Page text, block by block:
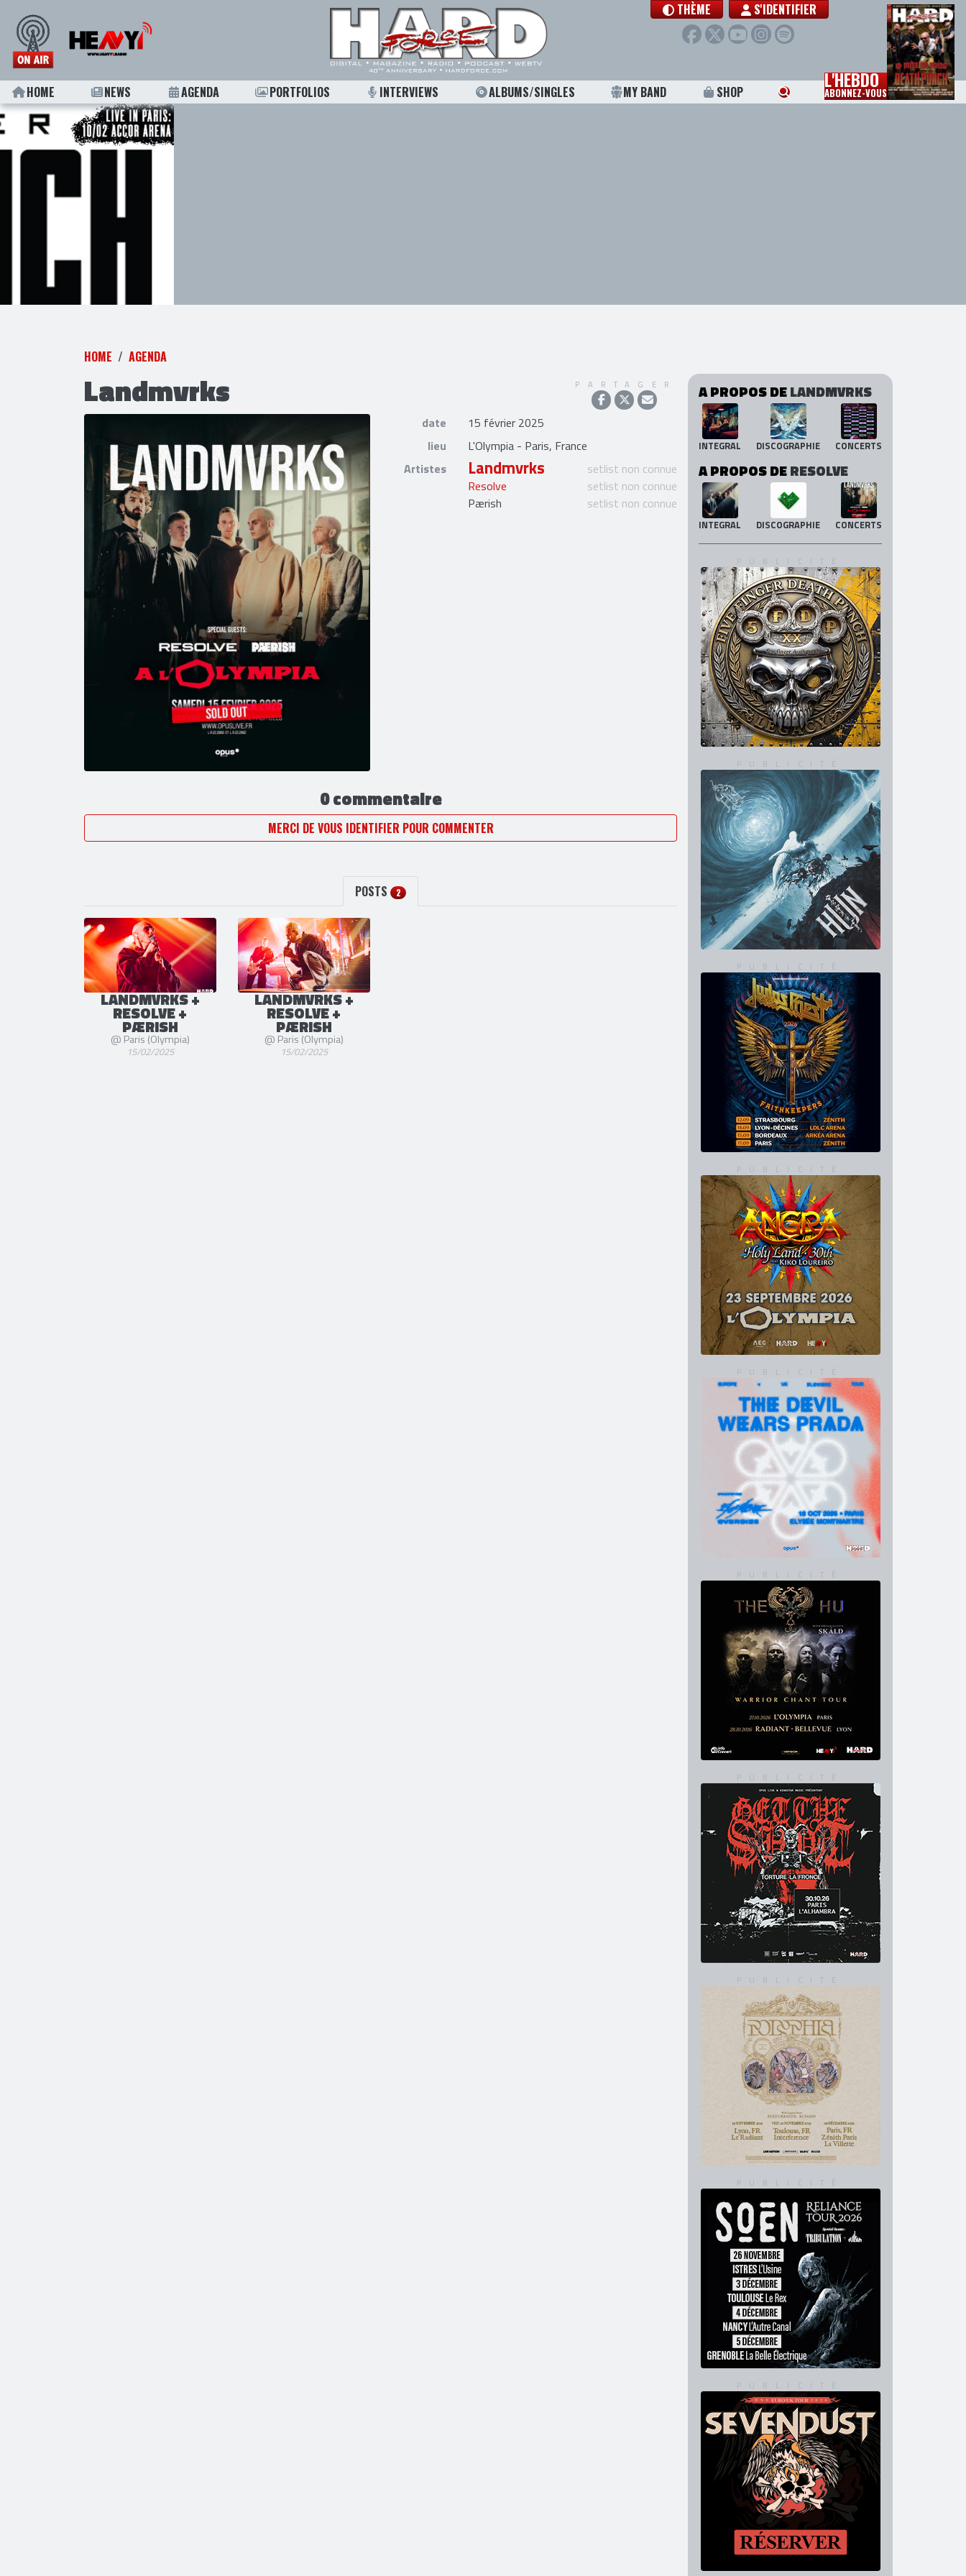
THÈME S'IDENTIFIER
HOME NEWS AGENDA PORTFOLIOS INTERVIEWS ALBUMS/SINGLES MY BAND SHOP L'HEBDO
ABONNEZ-VOUS
HOME AGENDA
Landmvrks PARTAGER
date
15 février 2025
lieu
L'Olympia - Paris, France
Artistes
Landmvrks
setlist non connue
Resolve
setlist non connue
Pærish
setlist non connue
0 commentaire
MERCI DE VOUS IDENTIFIER POUR COMMENTER
POSTS 2
LANDMVRKS +
RESOLVE +
PÆRISH
@ Paris (Olympia)
15/02/2025
LANDMVRKS +
RESOLVE +
PÆRISH
@ Paris (Olympia)
15/02/2025
A PROPOS DELANDMVRKS
INTEGRAL DISCOGRAPHIE CONCERTS
A PROPOS DERESOLVE
INTEGRAL DISCOGRAPHIE CONCERTS